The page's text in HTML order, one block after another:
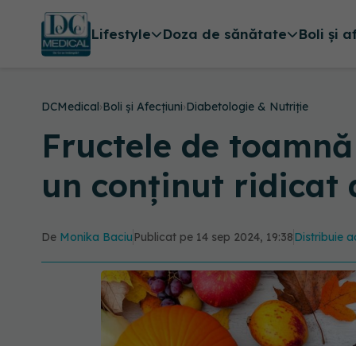
Lifestyle Doza de sănătate Boli și
DCMedical›Boli și Afecțiuni›Diabetologie & Nutriție
Fructele de
un conținut ridicat
De Monika Baciu Publicat pe 14 sep 2024, 19:38Distribuie